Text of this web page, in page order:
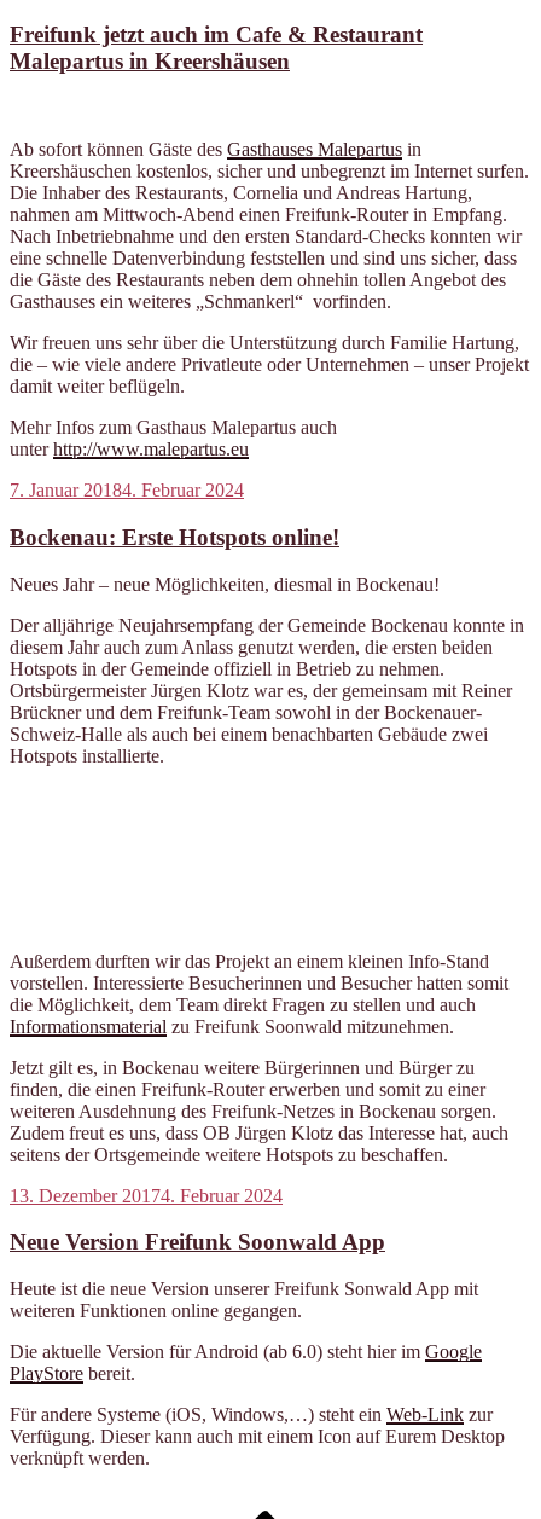
Freifunk jetzt auch im Cafe & Restaurant
Malepartus in Kreershäusen
Ab sofort können Gäste des Gasthauses Malepartus in
Kreershäuschen kostenlos, sicher und unbegrenzt im Internet surfen.
Die Inhaber des Restaurants, Cornelia und Andreas Hartung,
nahmen am Mittwoch-Abend einen Freifunk-Router in Empfang.
Nach Inbetriebnahme und den ersten Standard-Checks konnten wir
eine schnelle Datenverbindung feststellen und sind uns sicher, dass
die Gäste des Restaurants neben dem ohnehin tollen Angebot des
Gasthauses ein weiteres „Schmankerl“ vorfinden.
Wir freuen uns sehr über die Unterstützung durch Familie Hartung,
die – wie viele andere Privatleute oder Unternehmen – unser Projekt
damit weiter beflügeln.
Mehr Infos zum Gasthaus Malepartus auch
unterhttp://www.malepartus.eu
Veröffentlicht
7. Januar 20184. Februar 2024
Bockenau: Erste Hotspots online!
Neues Jahr – neue Möglichkeiten, diesmal in Bockenau!
Der alljährige Neujahrsempfang der Gemeinde Bockenau konnte in
diesem Jahr auch zum Anlass genutzt werden, die ersten beiden
Hotspots in der Gemeinde offiziell in Betrieb zu nehmen.
Ortsbürgermeister Jürgen Klotz war es, der gemeinsam mit Reiner
Brückner und dem Freifunk-Team sowohl in der Bockenauer-
Schweiz-Halle als auch bei einem benachbarten Gebäude zwei
Hotspots installierte.
Außerdem durften wir das Projekt an einem kleinen Info-Stand
vorstellen. Interessierte Besucherinnen und Besucher hatten somit
die Möglichkeit, dem Team direkt Fragen zu stellen und auch
Informationsmaterial zu Freifunk Soonwald mitzunehmen.
Jetzt gilt es, in Bockenau weitere Bürgerinnen und Bürger zu
finden, die einen Freifunk-Router erwerben und somit zu einer
weiteren Ausdehnung des Freifunk-Netzes in Bockenau sorgen.
Zudem freut es uns, dass OB Jürgen Klotz das Interesse hat, auch
seitens der Ortsgemeinde weitere Hotspots zu beschaffen.
Veröffentlicht
13. Dezember 20174. Februar 2024
Neue Version Freifunk Soonwald App
Heute ist die neue Version unserer Freifunk Sonwald App mit
weiteren Funktionen online gegangen.
Die aktuelle Version für Android (ab 6.0) steht hier im Google
PlayStore bereit.
Für andere Systeme (iOS, Windows,…) steht ein Web-Link zur
Verfügung. Dieser kann auch mit einem Icon auf Eurem Desktop
verknüpft werden.